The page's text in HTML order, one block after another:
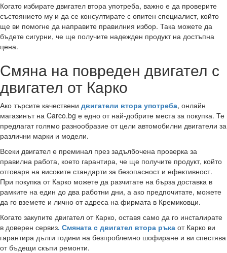
Когато избирате двигател втора употреба, важно е да проверите
състоянието му и да се консултирате с опитен специалист, който
ще ви помогне да направите правилния избор. Така можете да
бъдете сигурни, че ще получите надежден продукт на достъпна
цена.
Смяна на повреден двигател с
двигател от Карко
Ако търсите качествени двигатели втора употреба, онлайн
магазинът на Carco.bg е едно от най-добрите места за покупка. Те
предлагат голямо разнообразие от цели автомобилни двигатели за
различни марки и модели.
Всеки двигател е преминал през задълбочена проверка за
правилна работа, което гарантира, че ще получите продукт, който
отговаря на високите стандарти за безопасност и ефективност.
При покупка от Карко можете да разчитате на бърза доставка в
рамките на един до два работни дни, а ако предпочитате, можете
да го вземете и лично от адреса на фирмата в Кремиковци.
Когато закупите двигател от Карко, оставя само да го инсталирате
в доверен сервиз. Смяната с двигател втора ръка от Карко ви
гарантира дълги години на безпроблемно шофиране и ви спестява
от бъдещи скъпи ремонти.